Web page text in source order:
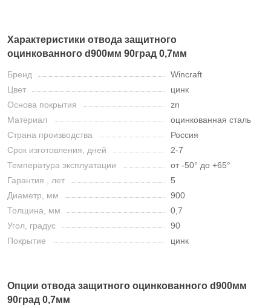
Характеристики отвода защитного
оцинкованного d900мм 90град 0,7мм
Бренд
Wincraft
Цвет
цинк
Основа покрытия
zn
Материал
оцинкованная сталь
Страна производства
Россия
Срок изготовления, дней
2-7
Температура эксплуатации
от -50° до +65°
Гарантия , лет
5
Диаметр, мм
900
Толщина, мм
0,7
Угол, градус
90
Покрытие
цинк
Опции отвода защитного оцинкованного d900мм
90град 0,7мм